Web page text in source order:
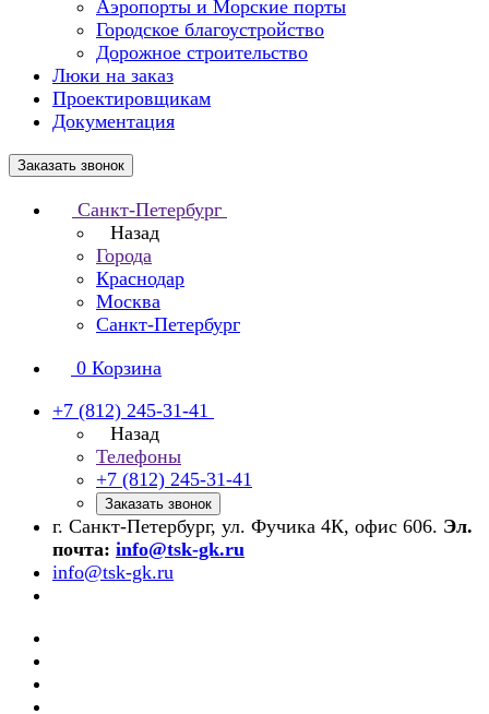
Аэропорты и Морские порты
Городское благоустройство
Дорожное строительство
Люки на заказ
Проектировщикам
Документация
Заказать звонок
Санкт-Петербург
Назад
Города
Краснодар
Москва
Санкт-Петербург
0 Корзина
+7 (812) 245-31-41
Назад
Телефоны
+7 (812) 245-31-41
Заказать звонок
г. Санкт-Петербург, ул. Фучика 4К, офис 606. Эл.
почта: info@tsk-gk.ru
info@tsk-gk.ru